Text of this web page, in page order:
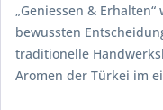
„Geniessen &
bewussten
traditionelle
Aromen der Türkei im